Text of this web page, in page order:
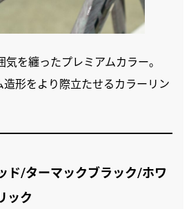
を纏ったプレミアムカラー。
形をより際立たせるカラーリン
ド/ターマックブラック/ホワ
ック